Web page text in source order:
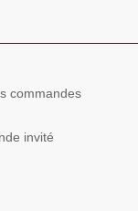
commandes
invité